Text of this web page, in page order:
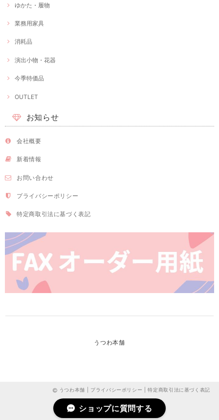
ゆかた・履物
業務用家具
消耗品
演出小物・花器
今季特価品
OUTLET
お知らせ
会社概要
新着情報
お問い合わせ
プライバシーポリシー
特定商取引法に基づく表記
うつわ本舗
うつわ本舗 | プライバシーポリシー |特定商取引法に基づく表記
ショップに質問する